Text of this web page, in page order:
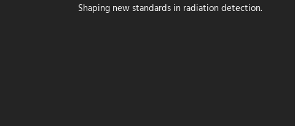
Shaping new standards in radiation detection.